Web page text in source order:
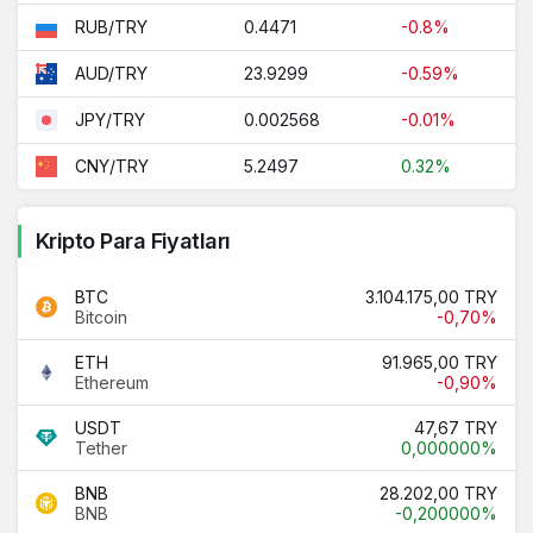
RUB/TRY 0.4471 -0.8%
AUD/TRY 23.9299 -0.59%
JPY/TRY 0.002568 -0.01%
CNY/TRY 5.2497 0.32%
Kripto Para Fiyatları
BTC
Bitcoin
3.104.175,00 TRY
-0,70%
ETH
Ethereum
91.965,00 TRY
-0,90%
USDT
Tether
47,67 TRY
0,000000%
BNB
BNB
28.202,00 TRY
-0,200000%